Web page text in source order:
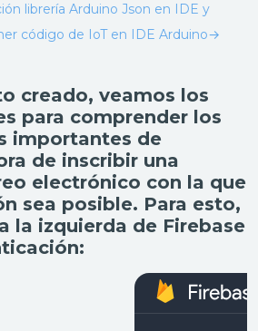
librería Arduino Json en IDE y
→
código de IoT en IDE Arduino
creado, veamos los
para comprender los
importantes de
de inscribir una
electrónico con la que
sea posible. Para esto,
la izquierda de Firebase